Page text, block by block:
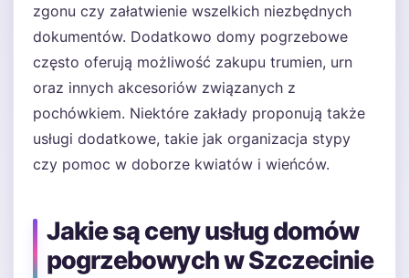
zgonu czy załatwienie wszelkich niezbędnych
dokumentów. Dodatkowo domy pogrzebowe
często oferują możliwość zakupu trumien, urn
oraz innych akcesoriów związanych z
pochówkiem. Niektóre zakłady proponują także
usługi dodatkowe, takie jak organizacja stypy
czy pomoc w doborze kwiatów i wieńców.
Jakie są ceny usług domów
pogrzebowych w Szczecinie